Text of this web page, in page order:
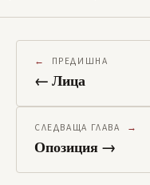
ПРЕДИШНА
← Лица
СЛЕДВАЩА ГЛАВА
Опозиция →